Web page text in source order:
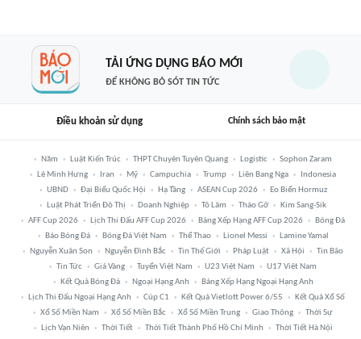
TẢI ỨNG DỤNG BÁO MỚI
ĐỂ KHÔNG BỎ SÓT TIN TỨC
Điều khoản sử dụng Chính sách bảo mật
Năm Luật Kiến Trúc THPT Chuyên Tuyên Quang Logistic
Sophon Zaram
Lê Minh Hưng
Iran Mỹ Campuchia Trump Liên Bang Nga
Indonesia
UBND
Đại Biểu Quốc Hội Hạ Tầng ASEAN Cup 2026
Eo Biển Hormuz
Luật Phát Triển Đô Thị
Doanh Nghiệp Tô Lâm Tháo Gỡ
Kim Sang-Sik
AFF Cup 2026
Lịch Thi Đấu AFF Cup 2026 Bảng Xếp Hạng AFF Cup 2026
Bóng Đá
Báo Bóng Đá
Bóng Đá Việt Nam Thể Thao Lionel Messi
Lamine Yamal
Nguyễn Xuân Son
Nguyễn Đình Bắc Tin Thế Giới Pháp Luật Xã Hội
Tin Bão
Tin Tức
Giá Vàng Tuyển Việt Nam U23 Việt Nam
U17 Việt Nam
Kết Quả Bóng Đá
Ngoại Hạng Anh
Bảng Xếp Hạng Ngoại Hạng Anh
Lịch Thi Đấu Ngoại Hạng Anh
Cúp C1 Kết Quả Vietlott Power 6/55
Kết Quả Xổ Số
Xổ Số Miền Nam
Xổ Số Miền Bắc Xổ Số Miền Trung Giao Thông
Thời Sự
Lịch Vạn Niên
Thời Tiết Thời Tiết Thành Phố Hồ Chí Minh
Thời Tiết Hà Nội